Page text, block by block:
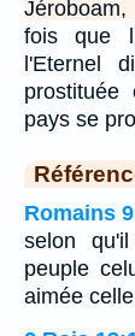
fois que
l'Eternel
pays se
Romains
selon
peuple
aimée